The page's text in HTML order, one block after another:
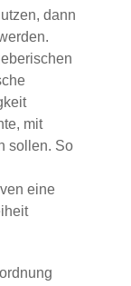
dann
mit
sollen. So
eine